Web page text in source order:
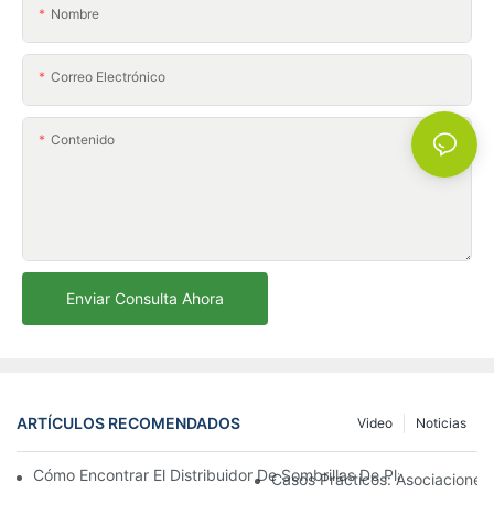
Nombre
Correo Electrónico
Contenido
Enviar Consulta Ahora
ARTÍCULOS RECOMENDADOS Noticias
Video
Cómo Encontrar El Distribuidor De Sombrillas De Playa
Casos Prácticos: